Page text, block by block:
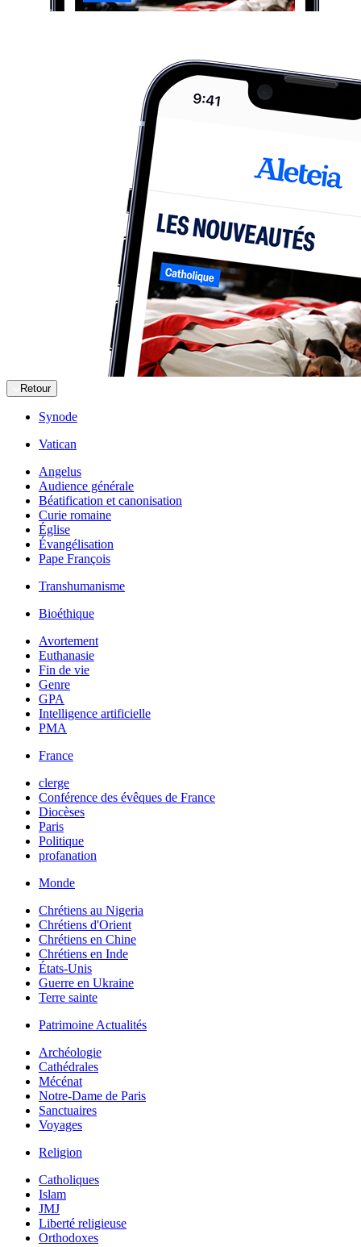
Retour
Synode
Vatican
Angelus
Audience générale
Béatification et canonisation
Curie romaine
Église
Évangélisation
Pape François
Transhumanisme
Bioéthique
Avortement
Euthanasie
Fin de vie
Genre
GPA
Intelligence artificielle
PMA
France
clerge
Conférence des évêques de France
Diocèses
Paris
Politique
profanation
Monde
Chrétiens au Nigeria
Chrétiens d'Orient
Chrétiens en Chine
Chrétiens en Inde
États-Unis
Guerre en Ukraine
Terre sainte
Patrimoine Actualités
Archéologie
Cathédrales
Mécénat
Notre-Dame de Paris
Sanctuaires
Voyages
Religion
Catholiques
Islam
JMJ
Liberté religieuse
Orthodoxes